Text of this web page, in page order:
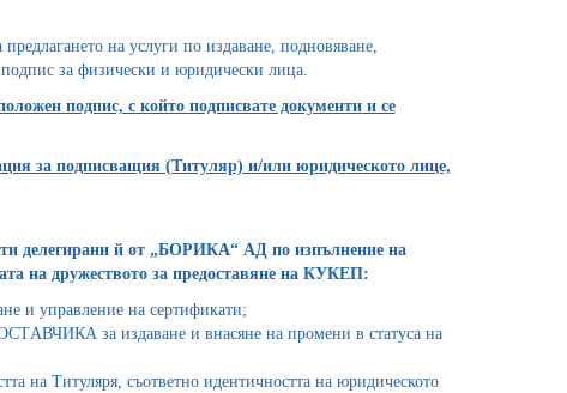
на услуги по издаване, подновяване,
подпис за физически и юридически лица.
подпис, с който подписвате документи и се
за подписващия (Титуляр) и/или юридическото лице,
делегирани й от „БОРИКА“ АД по изпълнение на
на дружеството за предоставяне на КУКЕП:
и управление на сертификати;
за издаване и внасяне на промени в статуса на
на Титуляря, съответно идентичността на юридическото